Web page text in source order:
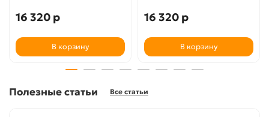
16 320 р
В корзину
16 320 р
В корзину
Полезные статьи Все статьи